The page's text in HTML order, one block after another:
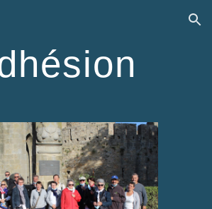
Skip to navigation